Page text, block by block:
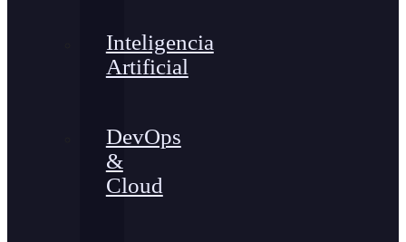
Inteligencia
Artificial
DevOps
&
Cloud